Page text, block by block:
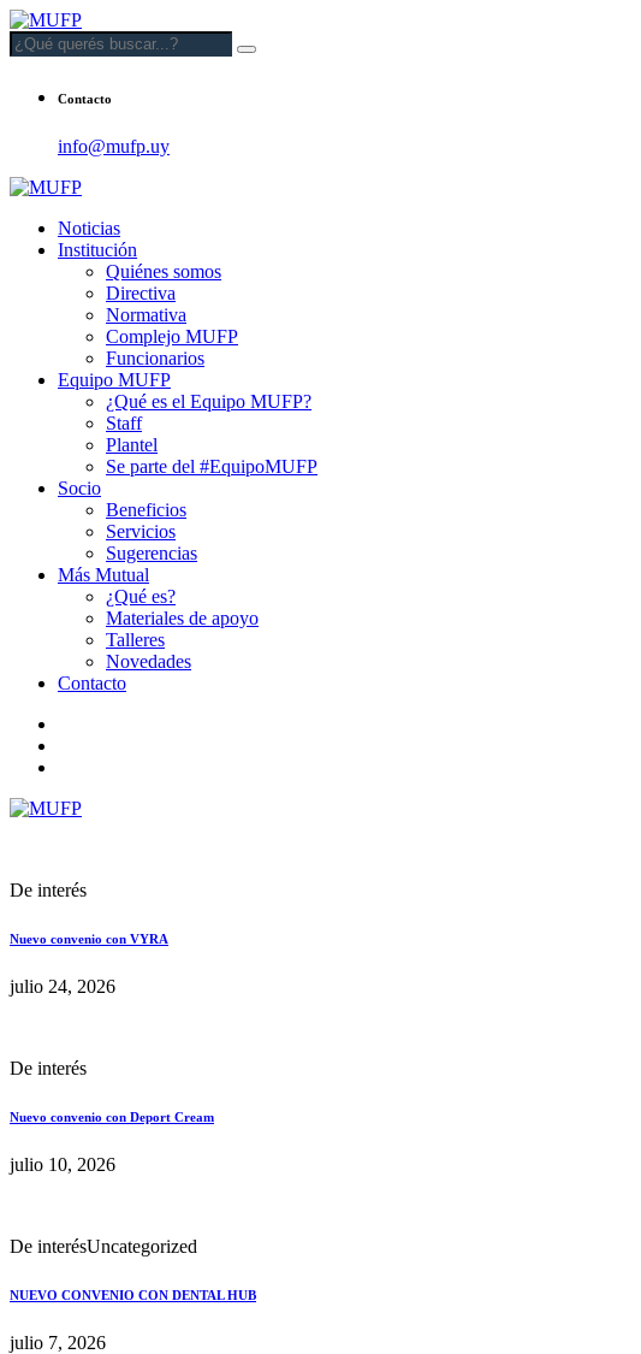
Contacto
info@mufp.uy
Noticias
Institución
Quiénes somos
Directiva
Normativa
Complejo MUFP
Funcionarios
Equipo MUFP
¿Qué es el Equipo MUFP?
Staff
Plantel
Se parte del #EquipoMUFP
Socio
Beneficios
Servicios
Sugerencias
Más Mutual
¿Qué es?
Materiales de apoyo
Talleres
Novedades
Contacto
De interés
Nuevo convenio con VYRA
julio 24, 2026
De interés
Nuevo convenio con Deport Cream
julio 10, 2026
De interésUncategorized
NUEVO CONVENIO CON DENTAL HUB
julio 7, 2026